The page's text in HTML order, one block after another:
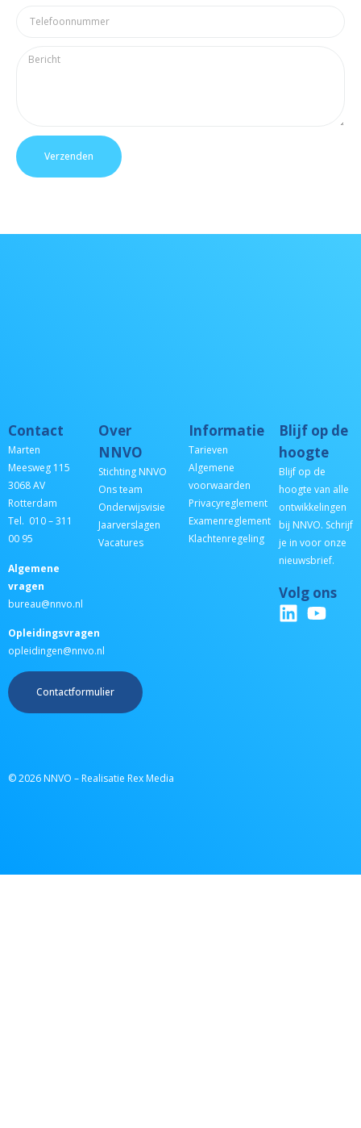
Verzenden
Contact
Marten
Meesweg 115
3068 AV
Rotterdam
Tel. 010 – 311
00 95
Algemene
vragen
bureau@nnvo.nl
Opleidingsvragen
opleidingen@nnvo.nl
Contactformulier
Over
NNVO
Stichting NNVO
Ons team
Onderwijsvisie
Jaarverslagen
Vacatures
Informatie
Tarieven
Algemene
voorwaarden
Privacyreglement
Examenreglement
Klachtenregeling
Blijf op de
hoogte
Blijf op de
hoogte van alle
ontwikkelingen
bij NNVO. Schrijf
je in voor onze
nieuwsbrief.
Volg ons
© 2026 NNVO – Realisatie Rex Media